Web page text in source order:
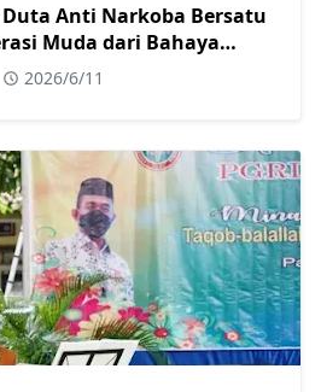
Duta Anti Narkoba Bersatu
Muda dari Bahaya
2026/6/11